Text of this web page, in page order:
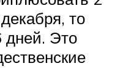
то
дней. Это